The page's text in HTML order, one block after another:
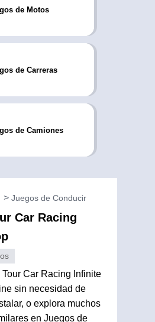
de Motos
de Carreras
de Camiones
Juegos de Conducir
Car Racing
Car Racing Infinite
sin necesidad de
o explora muchos
en Juegos de